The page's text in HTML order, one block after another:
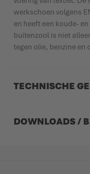
werkschoen volgens
en heeft een koude-
buitenzool is niet
tegen olie, benzine en
TECHNISCHE
DOWNLOADS /